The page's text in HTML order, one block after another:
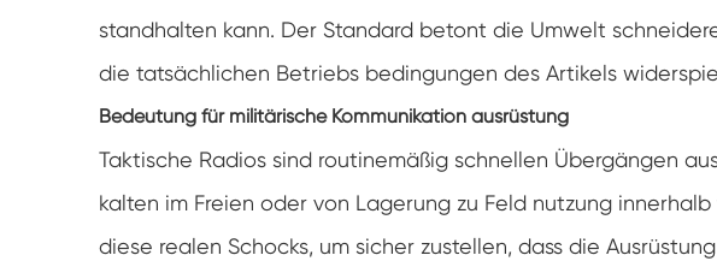
Vielseitige
Luft
PV-
Konstante
standhalten kann. Der Standard betont die Umwelt
die tatsächlichen Betriebs bedingungen des Artikels
Bedeutung für militärische Kommunikation ausrüstung
Taktische Radios sind routinemäßig schnellen Übergängen
kalten im Freien oder von Lagerung zu Feld nutzung
diese realen Schocks, um sicher zustellen, dass die